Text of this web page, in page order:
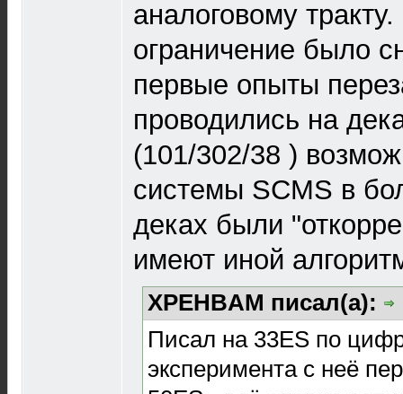
аналоговому
ограничение было
первые опыты
проводились на
(101/302/38 )
системы SCMS в
деках были
имеют иной
XPEHBAM писал(а):
Писал на 33ES по
эксперимента с неё